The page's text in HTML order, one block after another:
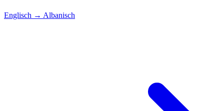
Englisch → Albanisch